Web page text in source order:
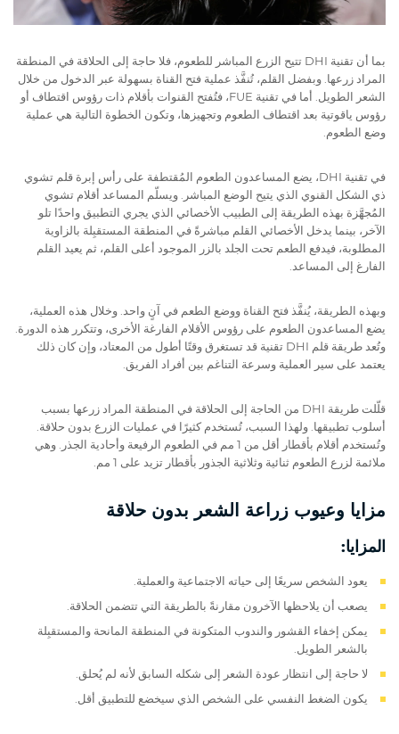
بما أن تقنية DHI تتيح الزرع المباشر للطعوم، فلا حاجة إلى الحلاقة في المنطقة
المراد زرعها. وبفضل القلم، تُنفَّذ عملية فتح القناة بسهولة عبر الدخول من خلال
الشعر الطويل. أما في تقنية FUE، فتُفتح القنوات بأقلام ذات رؤوس اقتطاف أو
رؤوس ياقوتية بعد اقتطاف الطعوم وتجهيزها، وتكون الخطوة التالية هي عملية
وضع الطعوم.
في تقنية DHI، يضع المساعدون الطعوم المُقتطفة على رأس إبرة قلم تشوي
ذي الشكل القنوي الذي يتيح الوضع المباشر. ويسلّم المساعد أقلام تشوي
المُجهَّزة بهذه الطريقة إلى الطبيب الأخصائي الذي يجري التطبيق واحدًا تلو
الآخر، بينما يدخل الأخصائي القلم مباشرةً في المنطقة المستقبِلة بالزاوية
المطلوبة، فيدفع الطعم تحت الجلد بالزر الموجود أعلى القلم، ثم يعيد القلم
الفارغ إلى المساعد.
وبهذه الطريقة، يُنفَّذ فتح القناة ووضع الطعم في آنٍ واحد. وخلال هذه العملية،
يضع المساعدون الطعوم على رؤوس الأقلام الفارغة الأخرى، وتتكرر هذه الدورة.
وتُعد طريقة قلم DHI تقنية قد تستغرق وقتًا أطول من المعتاد، وإن كان ذلك
يعتمد على سير العملية وسرعة التناغم بين أفراد الفريق.
قلّلت طريقة DHI من الحاجة إلى الحلاقة في المنطقة المراد زرعها بسبب
أسلوب تطبيقها. ولهذا السبب، تُستخدم كثيرًا في عمليات الزرع بدون حلاقة.
وتُستخدم أقلام بأقطار أقل من 1 مم في الطعوم الرفيعة وأحادية الجذر. وهي
ملائمة لزرع الطعوم ثنائية وثلاثية الجذور بأقطار تزيد على 1 مم.
مزايا وعيوب زراعة الشعر بدون حلاقة
المزايا:
يعود الشخص سريعًا إلى حياته الاجتماعية والعملية.
يصعب أن يلاحظها الآخرون مقارنةً بالطريقة التي تتضمن الحلاقة.
يمكن إخفاء القشور والندوب المتكونة في المنطقة المانحة والمستقبِلة
بالشعر الطويل.
لا حاجة إلى انتظار عودة الشعر إلى شكله السابق لأنه لم يُحلق.
يكون الضغط النفسي على الشخص الذي سيخضع للتطبيق أقل.